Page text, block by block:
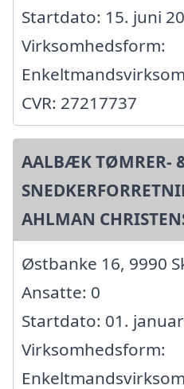
Startdato: 15. juni
Virksomhedsform:
CVR: 27217737
AALBÆK TØMRER-
AHLMAN
Østbanke 16, 9990
Ansatte: 0
Startdato: 01.
Virksomhedsform: